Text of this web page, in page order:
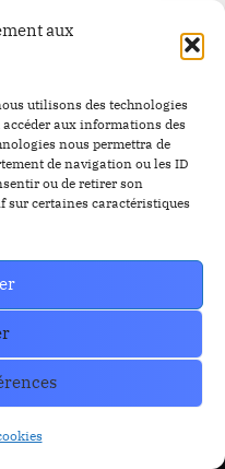
aux
utilisons des technologies
aux informations des
nous permettra de
de navigation ou les ID
ou de retirer son
sur certaines caractéristiques
de Gagner de l’Argent
Dévoilées !
Organe de Presse